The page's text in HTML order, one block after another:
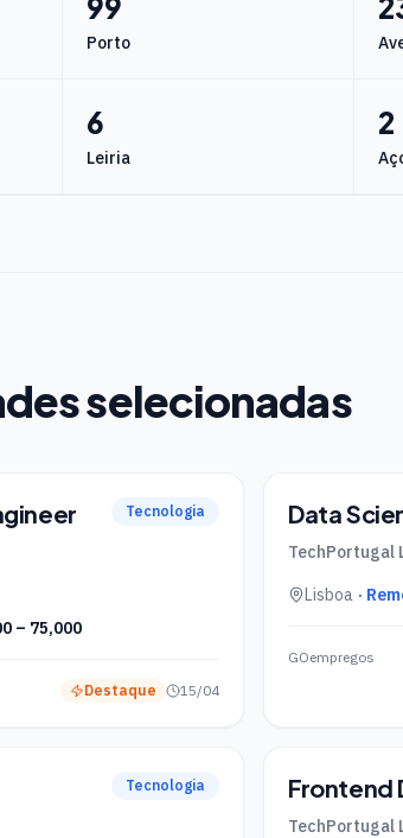
99
Porto
6
Leiria
2
selecionadas
Tecnologia
– 75,000
Destaque 15/04
Data
TechPortugal
Lisboa ·
GOempregos
Tecnologia Frontend
TechPortugal